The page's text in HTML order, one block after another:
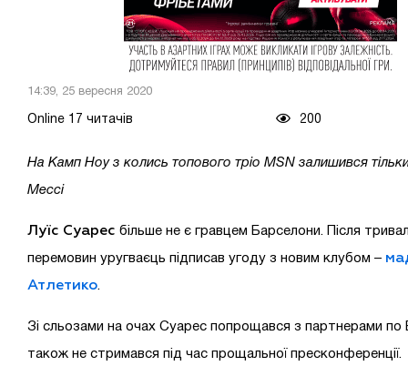
14:39, 25 вересня 2020
Online 17 читачів 200
На Камп Ноу з колись топового тріо MSN залишився
Мессі
Луїс Суарес більше не є гравцем Барселони. Після
перемовин уругваєць підписав угоду з новим клубом –
Атлетико
Зі сльозами на очах Суарес попрощався з партнерами по
також не стримався під час прощальної пресконференції.